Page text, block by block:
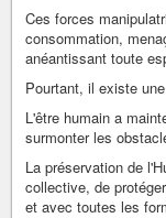
Ces forces
consommation,
anéantissant toute
Pourtant, il existe
L'être humain a
surmonter les
La préservation de
collective, de
et avec toutes les